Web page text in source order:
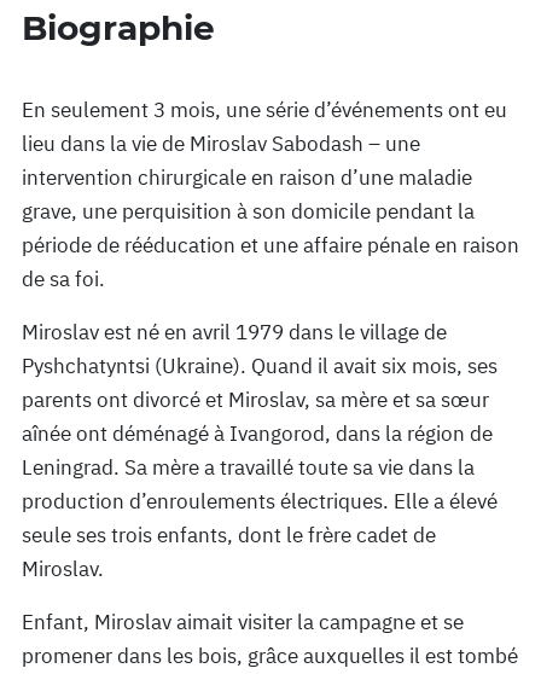
Biographie
En seulement 3 mois, une série d’événements ont eu
lieu dans la vie de Miroslav Sabodash – une
intervention chirurgicale en raison d’une maladie
grave, une perquisition à son domicile pendant la
période de rééducation et une affaire pénale en raison
de sa foi.
Miroslav est né en avril 1979 dans le village de
Pyshchatyntsi (Ukraine). Quand il avait six mois, ses
parents ont divorcé et Miroslav, sa mère et sa sœur
aînée ont déménagé à Ivangorod, dans la région de
Leningrad. Sa mère a travaillé toute sa vie dans la
production d’enroulements électriques. Elle a élevé
seule ses trois enfants, dont le frère cadet de
Miroslav.
Enfant, Miroslav aimait visiter la campagne et se
promener dans les bois, grâce auxquelles il est tombé